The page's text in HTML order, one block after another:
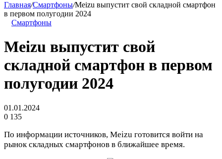
Главная/Смартфоны/Meizu выпустит свой складной смартфон
в первом полугодии 2024
Смартфоны
Meizu выпустит свой
складной смартфон в первом
полугодии 2024
01.01.2024
0 135
По информации источников, Meizu готовится войти на
рынок складных смартфонов в ближайшее время.